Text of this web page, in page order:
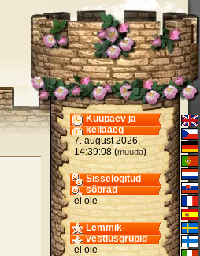
Kuupäev ja
kellaaeg
7. august 2026,
14:39:08 (muuda)
Sisselogitud
sõbrad
ei ole
Lemmik-
vestlusgrupid
ei ole